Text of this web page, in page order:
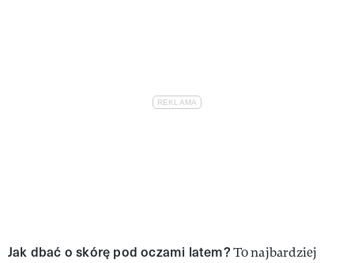
Jak dbać o skórę pod oczami latem?To najbardziej